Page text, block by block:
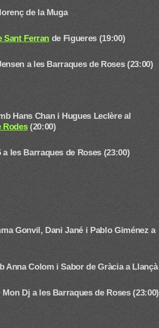
de la Muga
Sant Ferran de Figueres (19:00)
a les Barraques de Roses (23:00)
Hans Chan i Hugues Leclère al
Rodes(20:00)
les Barraques de Roses (23:00)
Gonvil, Dani Jané i Pablo Giméneza
Anna Colom i Sabor de Gràcia a Llançà
Dj a les Barraques de Roses (23:00)